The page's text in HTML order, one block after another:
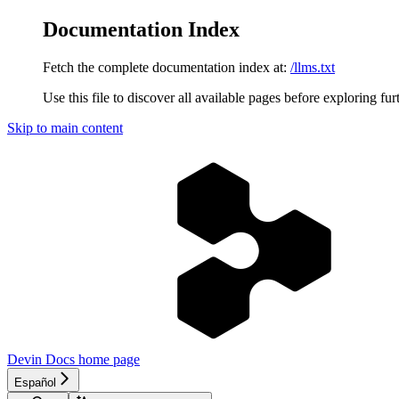
Documentation Index
Fetch the complete documentation index at: /llms.txt
Use this file to discover all available pages before exploring
Skip to main content
Devin Docs home page
Español